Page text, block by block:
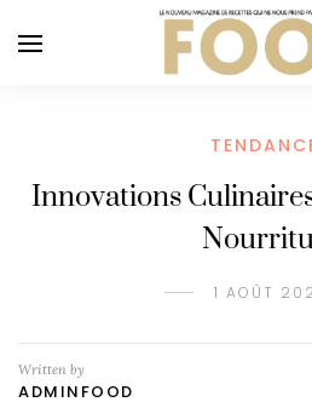
Innovations
1 AOÛT
Written by
ADMINFOOD